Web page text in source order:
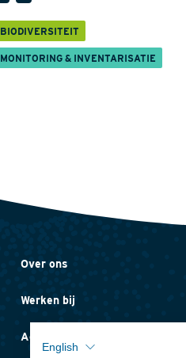
BIODIVERSITEIT
MONITORING & INVENTARISATIE
Over ons
Werken bij
Actueel
English